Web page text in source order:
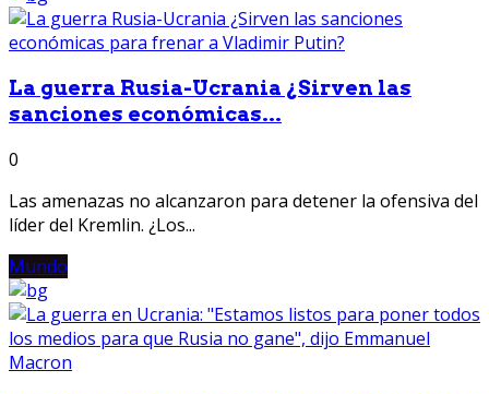
La guerra Rusia-Ucrania ¿Sirven las
sanciones económicas...
0
Las amenazas no alcanzaron para detener la ofensiva del
líder del Kremlin. ¿Los...
Mundo